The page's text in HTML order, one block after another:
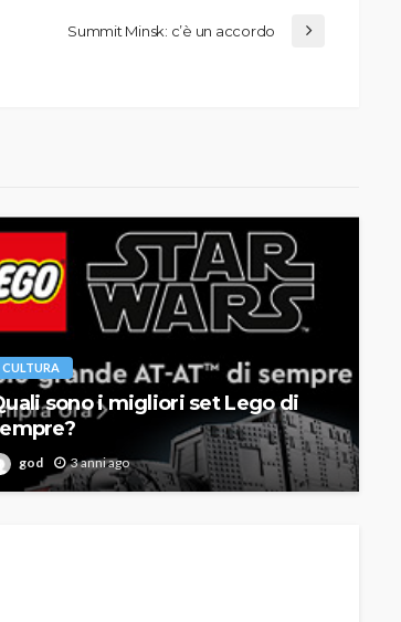
Summit Minsk: c’è un accordo
CULTURA
sono i migliori set Lego di
god 3 anni ago